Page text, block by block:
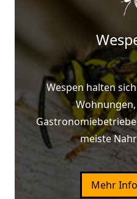
Wespen halten
meiste
Mehr